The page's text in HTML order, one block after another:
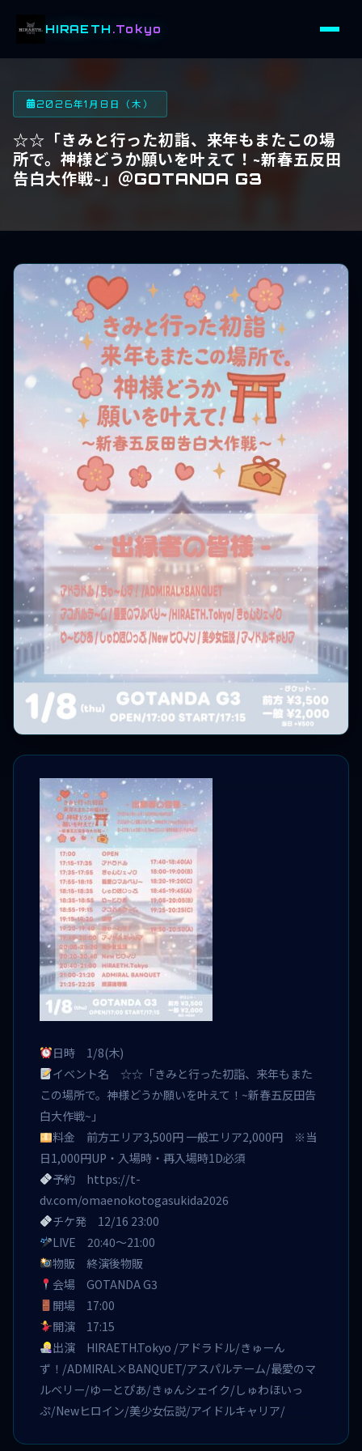
HIRAETH .Tokyo
2026年1月8日（木）
☆☆「きみと行った初詣、来年もまたこの場
所で。神様どうか願いを叶えて！~新春五反田
告白大作戦~」＠GOTANDA G3
日時 1/8(木)
イベント名 ☆☆「きみと行った初詣、来年もまた
この場所で。神様どうか願いを叶えて！~新春五反田告
白大作戦~」
料金 前方エリア3,500円 一般エリア2,000円 ※当
日1,000円UP・入場時・再入場時1D必須
予約 https://t-
dv.com/omaenokotogasukida2026
チケ発 12/16 23:00
LIVE 20:40〜21:00
物販 終演後物販
会場 GOTANDA G3
開場 17:00
開演 17:15
出演 HIRAETH.Tokyo /アドラドル/きゅーん
ず！/ADMIRAL×BANQUET/アスパルテーム/最愛のマ
ルベリー/ゆーとぴあ/きゅんシェイク/しゅわほいっ
ぷ/Newヒロイン/美少女伝説/アイドルキャリア/